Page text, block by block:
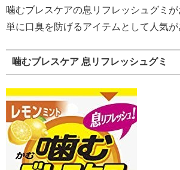
噛むブレスケアの息リフレッシュグミ
単に口臭を防げるアイテムとして人気が
噛むブレスケア 息リフレッシュグミ